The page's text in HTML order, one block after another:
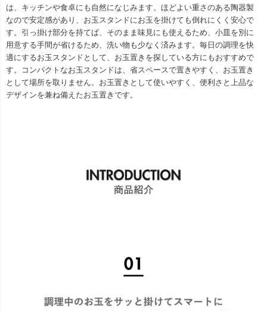
は、キッチンや食卓にも自然になじみます。ほどよい重さのある陶器製
なので安定感があり、お玉スタンドにお玉を掛けても倒れにくく安心で
す。引っ掛け部分を持てば、そのまま味見にも使えるため、小皿を別に
用意する手間が省けるため、洗い物も少なく済みます。毎日の調理を快
適にするお玉スタンドとして、お玉置きを探している方にもおすすめで
す。コンパクトなお玉スタンドは、省スペースで置きやすく、お玉置き
として場所を取りません。お玉置きとして使いやすく、便利さと上品な
デザインを兼ね備えたお玉置きです。